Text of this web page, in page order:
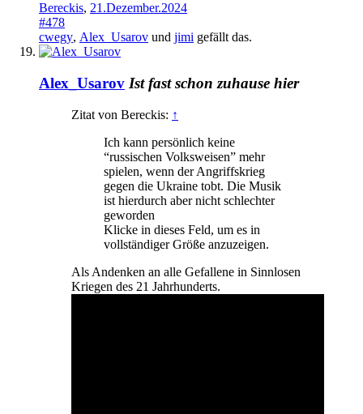
Bereckis, 21.Dezember.2024
#478
cwegy, Alex_Usarov und jimi gefällt das.
Alex_Usarov Ist fast schon zuhause hier
Zitat von Bereckis: ↑
Ich kann persönlich keine
“russischen Volksweisen” mehr
spielen, wenn der Angriffskrieg
gegen die Ukraine tobt. Die Musik
ist hierdurch aber nicht schlechter
geworden
Klicke in dieses Feld, um es in
vollständiger Größe anzuzeigen.
Als Andenken an alle Gefallene in Sinnlosen
Kriegen des 21 Jahrhunderts.